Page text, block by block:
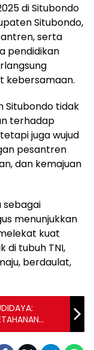
di Situbondo
Situbondo,
serta
pendidikan
kebersamaan.
Situbondo tidak
terhadap
juga wujud
pesantren
dan kemajuan
sebagai
menunjukkan
kuat
di tubuh TNI,
berdaulat,
Rumput
50 Ribu